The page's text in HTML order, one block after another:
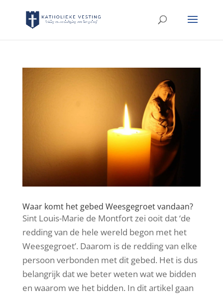
Waar komt het gebed Weesgegroet vandaan?
Sint Louis-Marie de Montfort zei ooit dat ‘de
redding van de hele wereld begon met het
Weesgegroet’. Daarom is de redding van elke
persoon verbonden met dit gebed. Het is dus
belangrijk dat we beter weten wat we bidden
en waarom we het bidden. In dit artikel gaan